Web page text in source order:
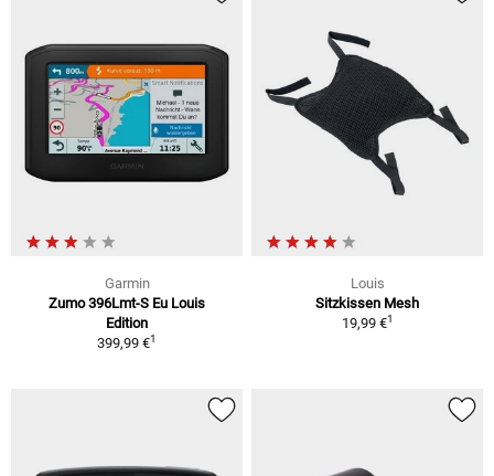
Garmin
Zumo 396Lmt-S Eu Louis
Edition
399,99 €1
Louis
Sitzkissen Mesh
19,99 €1